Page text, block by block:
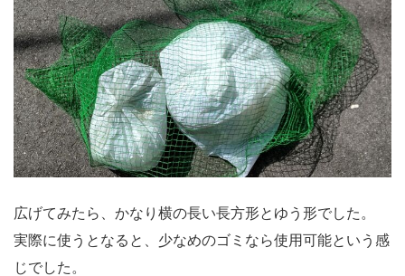
広げてみたら、かなり横の長い長方形とゆう形でした。
実際に使うとなると、少なめのゴミなら使用可能という感
じでした。